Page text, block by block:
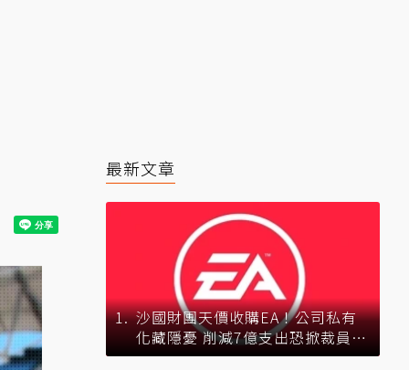
最新文章
沙國財團天價收購EA！公司私有
化藏隱憂 削減7億支出恐掀裁員風
暴？